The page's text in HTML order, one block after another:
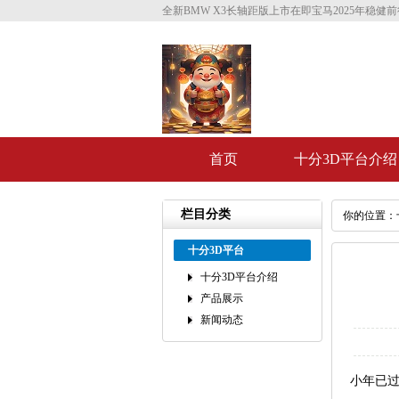
全新BMW X3长轴距版上市在即宝马2025年稳健
首页 十分3D平台介绍
栏目分类
十分3D平台
十分3D平台介绍
产品展示
新闻动态
你的位置：
小年已